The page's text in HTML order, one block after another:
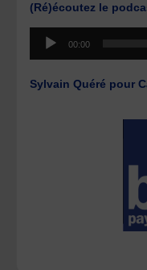
(Ré)écoutez le
Lecteur
audio
00:00
Sylvain Quéré pour